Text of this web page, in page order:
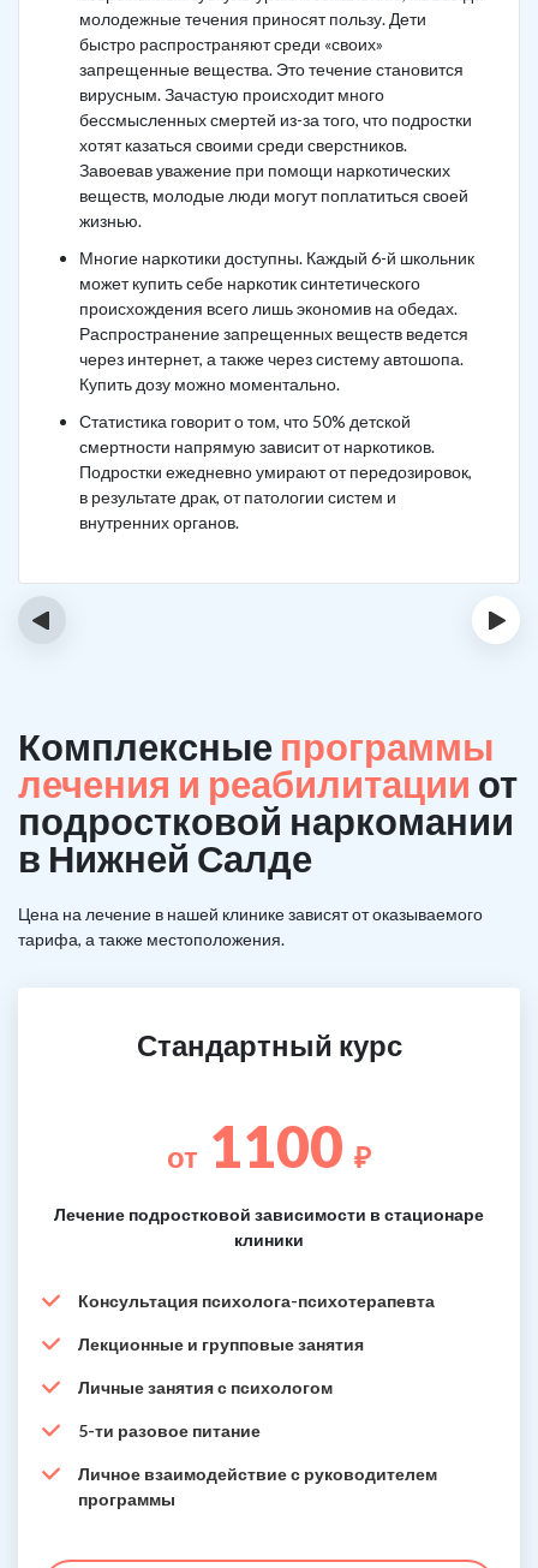
молодежные течения приносят пользу. Дети
быстро распространяют среди «своих»
запрещенные вещества. Это течение становится
вирусным. Зачастую происходит много
бессмысленных смертей из-за того, что подростки
хотят казаться своими среди сверстников.
Завоевав уважение при помощи наркотических
веществ, молодые люди могут поплатиться своей
жизнью.
Многие наркотики доступны. Каждый 6-й школьник
может купить себе наркотик синтетического
происхождения всего лишь экономив на обедах.
Распространение запрещенных веществ ведется
через интернет, а также через систему автошопа.
Купить дозу можно моментально.
Статистика говорит о том, что 50% детской
смертности напрямую зависит от наркотиков.
Подростки ежедневно умирают от передозировок,
в результате драк, от патологии систем и
внутренних органов.
‹ ›
Комплексные программы
лечения и реабилитации от
подростковой наркомании
в Нижней Салде
Цена на лечение в нашей клинике зависят от оказываемого
тарифа, а также местоположения.
Стандартный курс
от 1100 ₽
Лечение подростковой зависимости в стационаре
клиники
Консультация психолога-психотерапевта
Лекционные и групповые занятия
Личные занятия с психологом
5-ти разовое питание
Личное взаимодействие с руководителем
программы